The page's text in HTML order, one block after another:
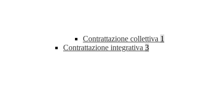
Contrattazione collettiva 1
Contrattazione integrativa 3